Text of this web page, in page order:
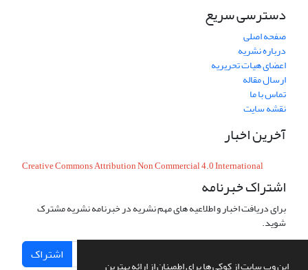
این وب سایت از کوکی ها برای اطمینان از ارائه بهترین
دسترسی سریع
صفحه اصلی
درباره نشریه
اعضای هیات تحریریه
ارسال مقاله
تماس با ما
نقشه سایت
آخرین اخبار
Creative Commons Attribution Non Commercial 4.0 International
اشتراک خبرنامه
برای دریافت اخبار و اطلاعیه های مهم نشریه در خبرنامه نشریه مشترک
شوید.
اشتراک